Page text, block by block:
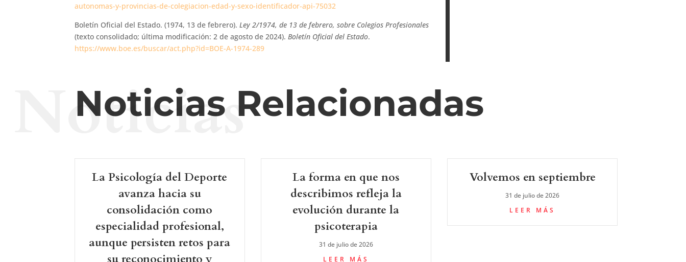
autonomas-y-provincias-de-colegiacion-edad-y-sexo-identificador-api-75032
Boletín Oficial del Estado. (1974, 13 de febrero).Ley 2/1974, de 13 de febrero, sobre Colegios Profesionales
(texto consolidado; última modificación: 2 de agosto de 2024).Boletín Oficial del Estado.
https://www.boe.es/buscar/act.php?id=BOE-A-1974-289
Noticias Relacionadas
Noticias
La Psicología del Deporte
avanza hacia su
consolidación como
especialidad profesional,
aunque persisten retos para
su reconocimiento y
La forma en que nos
describimos refleja la
evolución durante la
psicoterapia
31 de julio de 2026
LEER MÁS
Volvemos en septiembre
31 de julio de 2026
LEER MÁS